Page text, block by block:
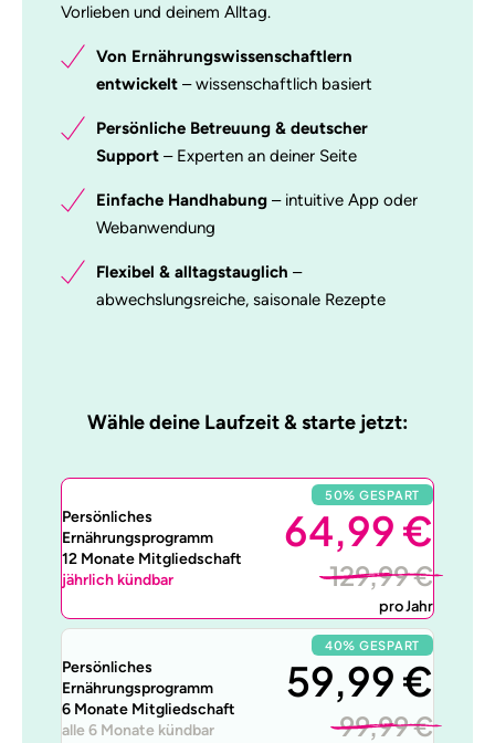
Vorlieben und deinem Alltag.
Von Ernährungswissenschaftlern
entwickelt – wissenschaftlich basiert
Persönliche Betreuung & deutscher
Support – Experten an deiner Seite
Einfache Handhabung – intuitive App oder
Webanwendung
Flexibel & alltagstauglich –
abwechslungsreiche, saisonale Rezepte
Wähle deine Laufzeit & starte jetzt:
Persönliches
Ernährungsprogramm
12 Monate Mitgliedschaft
jährlich kündbar
50% GESPART
64,99 €
129,99 €
pro Jahr
Persönliches
Ernährungsprogramm
6 Monate Mitgliedschaft
alle 6 Monate kündbar
40% GESPART
59,99 €
99,99 €